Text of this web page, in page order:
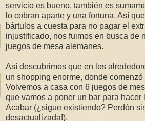
servicio es bueno, también es
lo cobran aparte y una fortuna. Así
bártulos a cuesta para no pagar el
injustificado, nos fuimos en busca de
juegos de mesa alemanes.
Así descubrimos que en los
un shopping enorme, donde
Volvemos a casa con 6 juegos de
que vamos a poner un bar para hacer
Acabar (¿sigue existiendo? Perdón
desactualizada!).